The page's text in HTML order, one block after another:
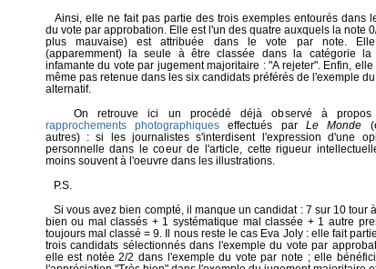
Ainsi, elle ne fait pas partie des trois exemples entourés dans
du vote par approbation. Elle est l'un des quatre auxquels la note
plus mauvaise) est attribuée dans le vote par note.
(apparemment) la seule à être classée dans la catégorie la
infamante du vote par jugement majoritaire : "A rejeter". Enfin, elle
même pas retenue dans les six candidats préférés de l'exemple
alternatif.
On retrouve ici un procédé déjà observé à propos
rapprochements photographiqueseffectués par Le Monde
autres) : si les journalistes s'interdisent l'expression d'une
personnelle dans le coeur de l'article, cette rigueur
moins souvent à l'oeuvre dans les illustrations.
P.S.
Si vous avez bien compté, il manque un candidat : 7 sur 10 tour
bien ou mal classés + 1 systématique mal classée + 1 autre
toujours mal classé = 9. Il nous reste le cas Eva Joly : elle fait
trois candidats sélectionnés dans l'exemple du vote par
elle est notée 2/2 dans l'exemple du vote par note ; elle